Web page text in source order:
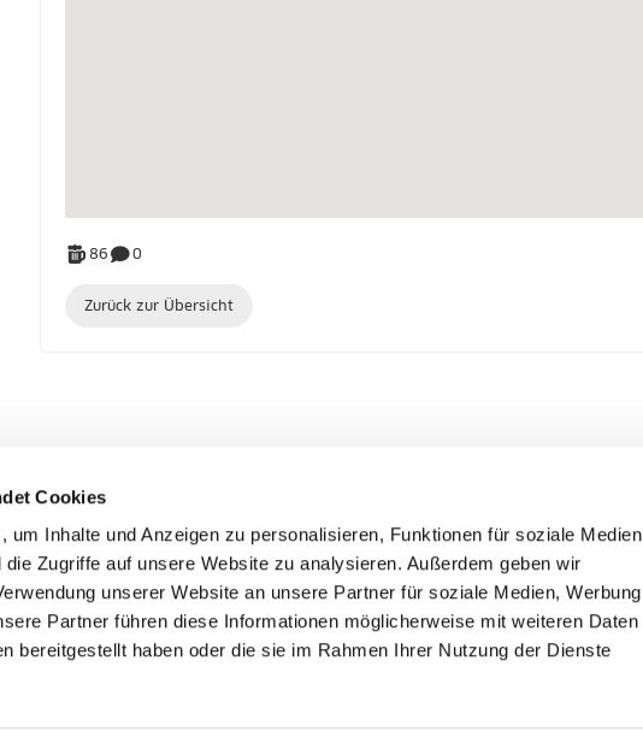
Cookies
um Inhalte und Anzeigen zu personalisieren, Funktionen für soziale Medien
Zugriffe auf unsere Website zu analysieren. Außerdem geben wir
unserer Website an unsere Partner für soziale Medien, Werbung
Partner führen diese Informationen möglicherweise mit weiteren Daten
bereitgestellt haben oder die sie im Rahmen Ihrer Nutzung der Dienste
86 0
Zurück zur Übersicht
Teilnahmebedingungen
Häufige Fragen
SO VIEL ZEIT MUSS SEIN
Du hast Fragen?
Schreib uns gern eine Nachricht -
hier gehts zum Kontaktformular